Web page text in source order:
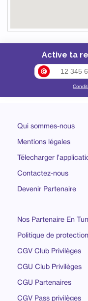
Active ta
Qui sommes-nous
Mentions légales
Télecharger
Contactez-nous
Devenir Partenaire
Nos Partenaire En
Politique de
CGV Club Privilèges
CGU Club Privilèges
CGU Partenaires
CGV Pass privilèges